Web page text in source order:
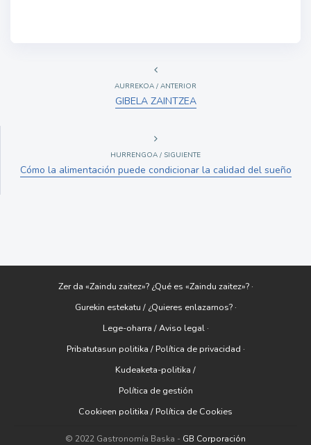
AURREKOA / ANTERIOR
GIBELA ZAINTZEA
HURRENGOA / SIGUIENTE
Cómo la alimentación puede condicionar la calidad del sueño
Zer da «Zaindu zaitez»? ¿Qué es «Zaindu zaitez»? ·
Gurekin estekatu / ¿Quieres enlazarnos? ·
Lege-oharra / Aviso legal ·
Pribatutasun politika / Política de privacidad ·
Kudeaketa-politika /
Política de gestión
Cookieen politika / Política de Cookies
© 2022 Gastronomía Baska - GB Corporación